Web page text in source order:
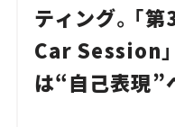
ティング。「
Car Session
は“自己表現”
Traffic